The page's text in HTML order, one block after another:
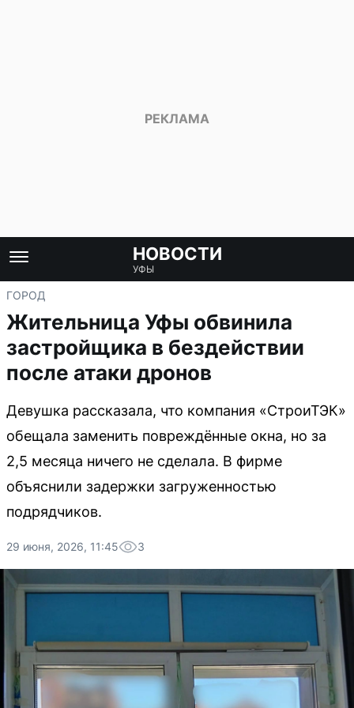
НОВОСТИ
УФЫ
ГОРОД
Жительница Уфы обвинила
застройщика в бездействии
после атаки дронов
Девушка рассказала, что компания «СтроиТЭК»
обещала заменить повреждённые окна, но за
2,5 месяца ничего не сделала. В фирме
объяснили задержки загруженностью
подрядчиков.
29 июня, 2026, 11:45 3